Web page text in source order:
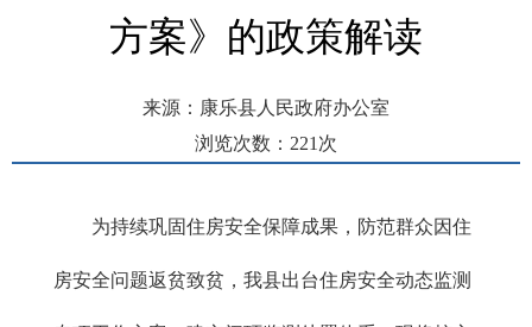
方案》的政策解读
来源：康乐县人民政府办公室
浏览次数： 221 次
为持续巩固住房安全保障成果，防范群众因住
房安全问题返贫致贫，我县出台住房安全动态监测